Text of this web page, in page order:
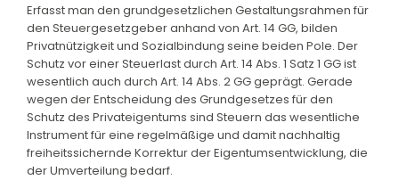
Erfasst man den grundgesetzlichen Gestaltungsrahmen für
den Steuergesetzgeber anhand von Art. 14 GG, bilden
Privatnützigkeit und Sozialbindung seine beiden Pole. Der
Schutz vor einer Steuerlast durch Art. 14 Abs. 1 Satz 1 GG ist
wesentlich auch durch Art. 14 Abs. 2 GG geprägt. Gerade
wegen der Entscheidung des Grundgesetzes für den
Schutz des Privateigentums sind Steuern das wesentliche
Instrument für eine regelmäßige und damit nachhaltig
freiheitssichernde Korrektur der Eigentumsentwicklung, die
der Umverteilung bedarf.